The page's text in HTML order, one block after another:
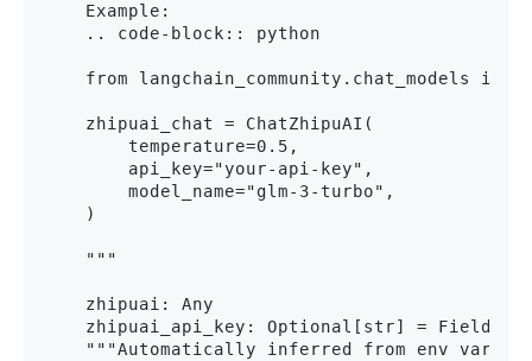
    Example:
    .. code-block:: python
from langchain_community.chat_models
    zhipuai_chat = ChatZhipuAI(
        temperature=0.5,
        api_key="your-api-key",
        model_name="glm-3-turbo",
    )
    """
    zhipuai: Any
zhipuai_api_key: Optional[str] =
    """Automatically inferred from env var